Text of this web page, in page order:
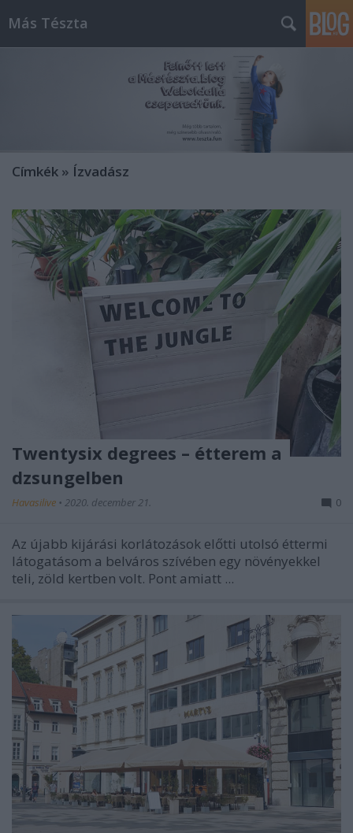
Más Tészta
Címkék » Ízvadász
Twentysix degrees – étterem a
dzsungelben
Havasilive • 2020. december 21. 0
Az újabb kijárási korlátozások előtti utolsó éttermi
látogatásom a belváros szívében egy növényekkel
teli, zöld kertben volt. Pont amiatt ...